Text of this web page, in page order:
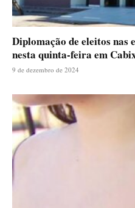
Diplomação de eleitos nas
nesta quinta-feira em
9 de dezembro de 2024